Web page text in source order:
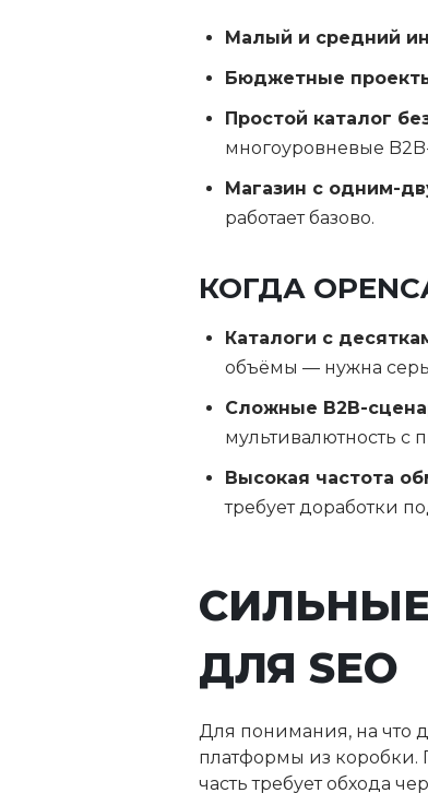
Малый и средний
Бюджетные
Простой каталог
многоуровневые
Магазин с одним-
работает базово.
КОГДА
Каталоги с
объёмы — нужна
Сложные B2B-
мультивалютность с
Высокая частота
требует доработки
СИЛЬНЫЕ
ДЛЯ SEO
Для понимания, на что
платформы из коробки.
часть требует обхода